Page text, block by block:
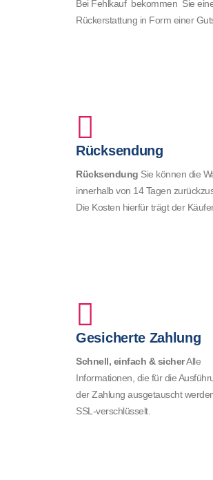
Bei Fehlkauf bekommen Sie
Rückerstattung in Form einer
Rücksendung
Rücksendung Sie können die
innerhalb von 14 Tagen
Die Kosten hierfür trägt der
Gesicherte Zahlung
Schnell, einfach & sicherAlle
Informationen, die für die
der Zahlung ausgetauscht
SSL-verschlüsselt.